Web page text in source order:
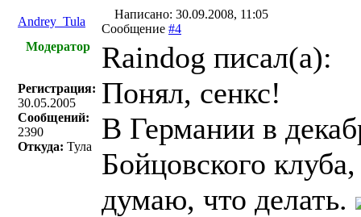
Andrey_Tula
Написано: 30.09.2008, 11:05
Сообщение #4
Модератор
Регистрация:
30.05.2005
Сообщений:
2390
Откуда: Тула
Raindog писал(a):
Понял, сенкс!
В Германии в
Бойцовского
думаю, что делать.